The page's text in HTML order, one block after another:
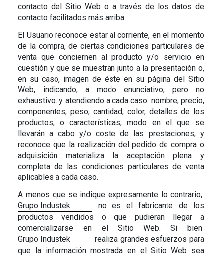
contacto del Sitio Web o a través de los datos de
contacto facilitados más arriba.
El Usuario reconoce estar al corriente, en el momento
de la compra, de ciertas condiciones particulares de
venta que conciernen al producto y/o servicio en
cuestión y que se muestran junto a la presentación o,
en su caso, imagen de éste en su página del Sitio
Web, indicando, a modo enunciativo, pero no
exhaustivo, y atendiendo a cada caso: nombre, precio,
componentes, peso, cantidad, color, detalles de los
productos, o características, modo en el que se
llevarán a cabo y/o coste de las prestaciones; y
reconoce que la realización del pedido de compra o
adquisición materializa la aceptación plena y
completa de las condiciones particulares de venta
aplicables a cada caso.
A menos que se indique expresamente lo contrario,
Grupo Industek
no es el fabricante de los
productos vendidos o que pudieran llegar a
comercializarse en el Sitio Web. Si bien
Grupo Industek
realiza grandes esfuerzos para
que la información mostrada en el Sitio Web sea